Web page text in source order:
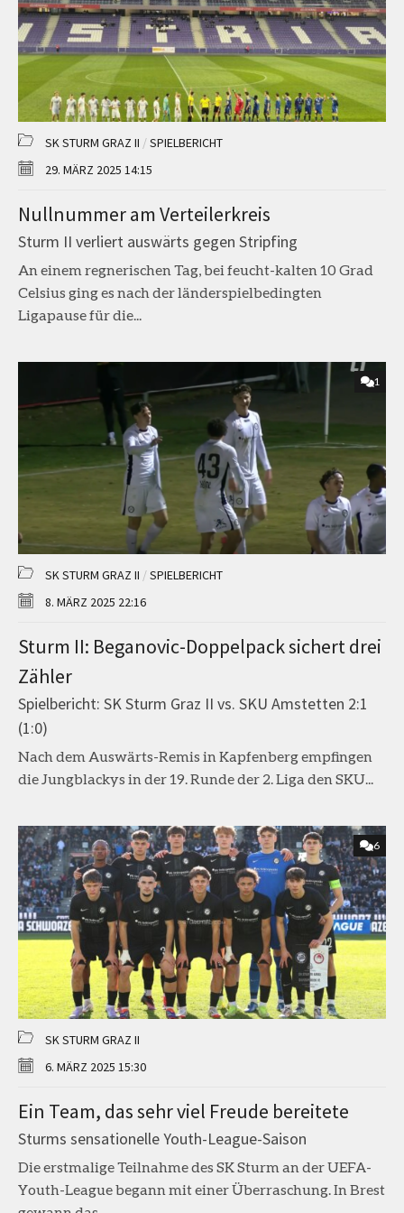
SK STURM GRAZ II /SPIELBERICHT
29. MÄRZ 2025 14:15
Nullnummer am Verteilerkreis
Sturm II verliert auswärts gegen Stripfing
An einem regnerischen Tag, bei feucht-kalten 10 Grad
Celsius ging es nach der länderspielbedingten
Ligapause für die...
1
SK STURM GRAZ II /SPIELBERICHT
8. MÄRZ 2025 22:16
Sturm II: Beganovic-Doppelpack sichert drei
Zähler
Spielbericht: SK Sturm Graz II vs. SKU Amstetten 2:1
(1:0)
Nach dem Auswärts-Remis in Kapfenberg empfingen
die Jungblackys in der 19. Runde der 2. Liga den SKU...
6
SK STURM GRAZ II
6. MÄRZ 2025 15:30
Ein Team, das sehr viel Freude bereitete
Sturms sensationelle Youth-League-Saison
Die erstmalige Teilnahme des SK Sturm an der UEFA-
Youth-League begann mit einer Überraschung. In Brest